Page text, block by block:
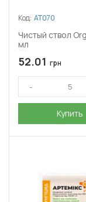
Код: АТ070
Чистый ствол
мл
52.01 грн
Купить